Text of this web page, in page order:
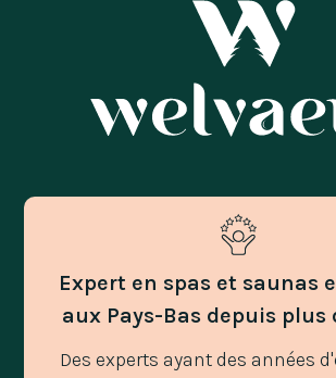
Expert en spas et saunas
aux Pays-Bas depuis plus
Des experts ayant des années